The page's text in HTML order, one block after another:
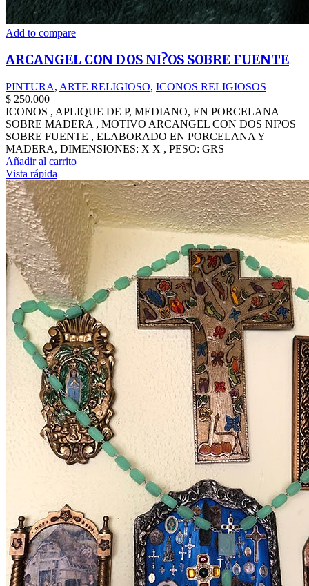
Add to compare
ARCANGEL CON DOS NI?OS SOBRE FUENTE
PINTURA, ARTE RELIGIOSO, ICONOS RELIGIOSOS
$ 250.000
ICONOS , APLIQUE DE P, MEDIANO, EN PORCELANA
SOBRE MADERA , MOTIVO ARCANGEL CON DOS NI?OS
SOBRE FUENTE , ELABORADO EN PORCELANA Y
MADERA, DIMENSIONES: X X , PESO: GRS
Añadir al carrito
Vista rápida